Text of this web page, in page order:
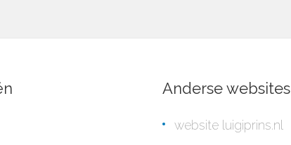
Anderse websites
website luigiprins.nl